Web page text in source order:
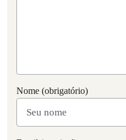
Nome (obrigatório)